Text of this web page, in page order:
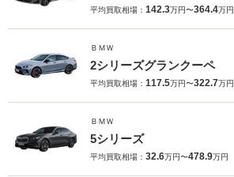
平均買取相場： 142.3万円〜364.4万円
ＢＭＷ
2シリーズグランクーペ
平均買取相場： 117.5万円〜322.7万円
ＢＭＷ
5シリーズ
平均買取相場： 32.6万円〜478.9万円